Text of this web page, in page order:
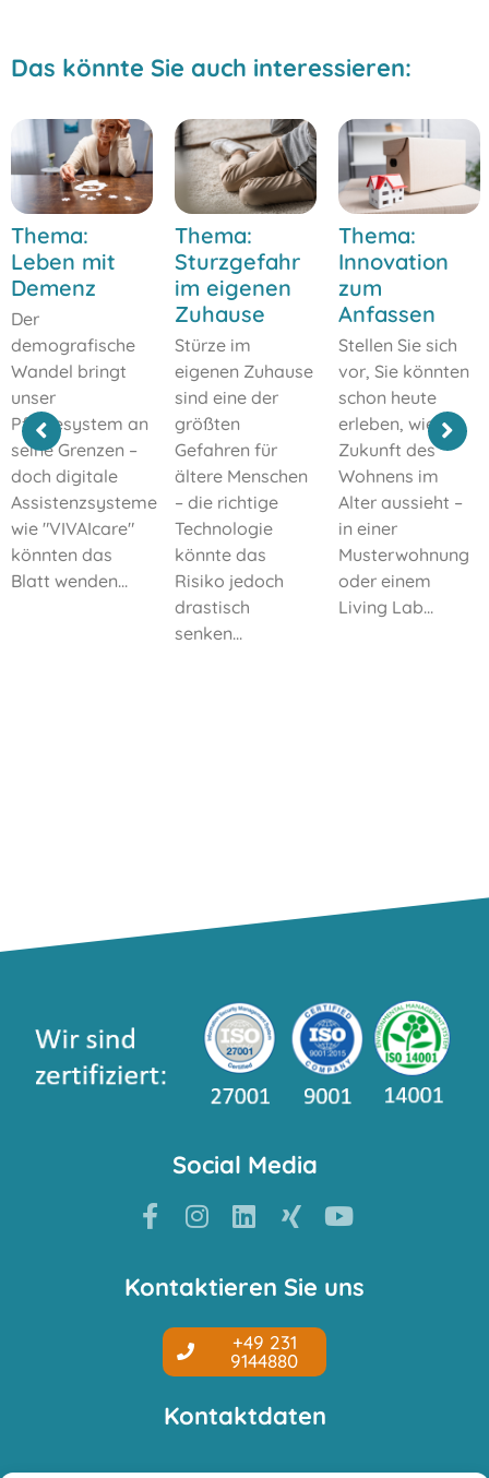
Das könnte Sie auch interessieren:
Thema:
Leben mit
Demenz
Der
demografische
Wandel bringt
unser
Pflegesystem an
seine Grenzen –
doch digitale
Assistenzsysteme
wie "VIVAIcare"
könnten das
Blatt wenden...
Thema:
Sturzgefahr
im eigenen
Zuhause
Stürze im
eigenen Zuhause
sind eine der
größten
Gefahren für
ältere Menschen
– die richtige
Technologie
könnte das
Risiko jedoch
drastisch
senken...
Thema:
Innovation
zum
Anfassen
Stellen Sie sich
vor, Sie könnten
schon heute
erleben, wie die
Zukunft des
Wohnens im
Alter aussieht –
in einer
Musterwohnung
oder einem
Living Lab...
Social Media
Kontaktieren Sie uns
+49 231
9144880
Kontaktdaten